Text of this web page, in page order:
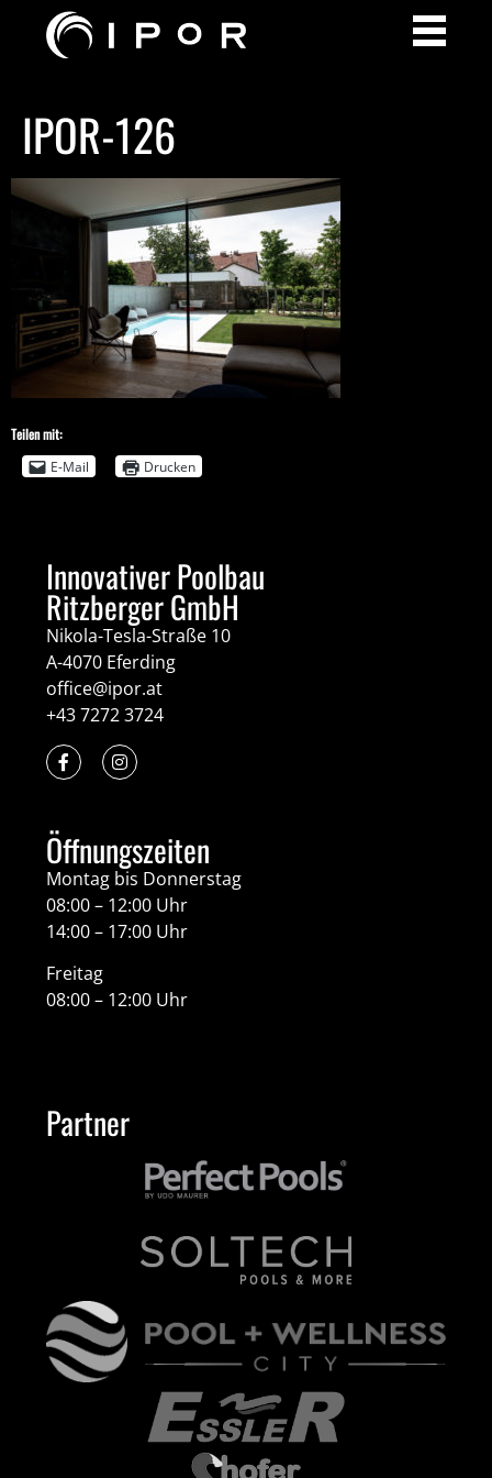
IPOR-126
Teilen mit:
E-Mail
Drucken
Innovativer Poolbau
Ritzberger GmbH
Nikola-Tesla-Straße 10
A-4070 Eferding
office@ipor.at
+43 7272 3724
Öffnungszeiten
Montag bis Donnerstag
08:00 – 12:00 Uhr
14:00 – 17:00 Uhr
Freitag
08:00 – 12:00 Uhr
Partner